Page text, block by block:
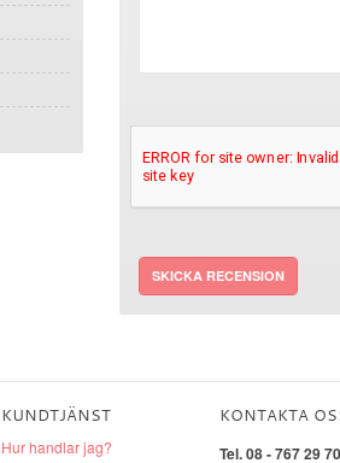
SKICKA RECENSION
KUNDTJÄNST
Hur handlar jag?
KONTAKTA
Tel. 08 - 767 29 70